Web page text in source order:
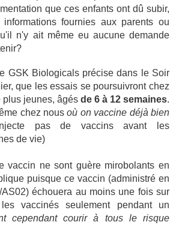
que ces enfants ont dû subir,
fournies aux parents ou
n'y ait même eu aucune demande
GSK Biologicals précise dans le Soir
que les essais se poursuivront chez
plus jeunes, âgés de 6 à 12 semaines.
chez nousoù on vaccine déjà bien
pas de vaccins avant les
de vie)
vaccin ne sont guère mirobolants en
puisque ce vaccin (administré en
échouera au moins une fois sur
vaccinés seulement pendant un
cependant courir à tous le risque